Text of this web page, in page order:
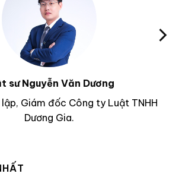
sư Nguyễn Văn Dương
Giám đốc Công ty Luật TNHH
Dương Gia.